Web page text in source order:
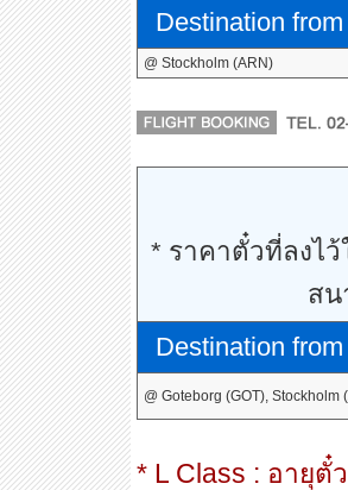
Destination
@ Stockholm (ARN)
* ราคาตั๋วที่ลงไ
สน
Destination
@ Goteborg (GOT), Stockholm
* L Class : อายุ